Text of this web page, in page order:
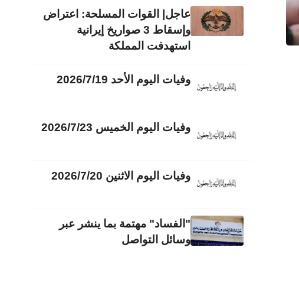
عاجل| القوات المسلحة: اعتراض
وإسقاط 3 صواريخ إيرانية
استهدفت المملكة
وفيات اليوم الأحد 2026/7/19
وفيات اليوم الخميس 2026/7/23
وفيات اليوم الاثنين 2026/7/20
"الفساد" مهتمة بما ينشر عبر
وسائل التواصل